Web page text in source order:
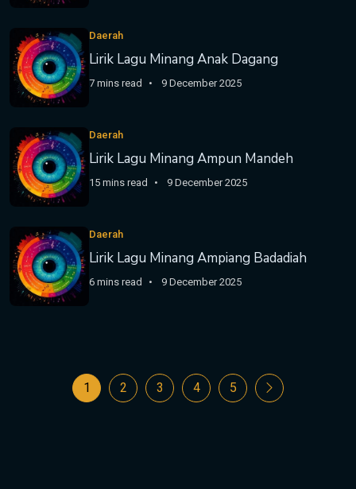
Daerah
Lirik Lagu Minang Anak Dagang
7 mins read 9 December 2025
Daerah
Lirik Lagu Minang Ampun Mandeh
15 mins read 9 December 2025
Daerah
Lirik Lagu Minang Ampiang Badadiah
6 mins read 9 December 2025
1 2 3 4 5